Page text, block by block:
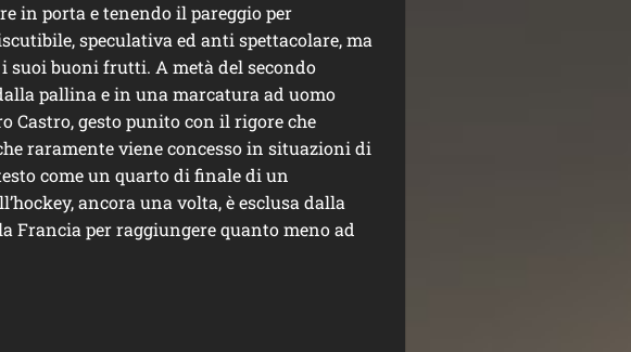
in porta e tenendo il pareggio per
speculativa ed anti spettacolare, ma
suoi buoni frutti. A metà del secondo
pallina e in una marcatura ad uomo
Castro, gesto punito con il rigore che
raramente viene concesso in situazioni di
come un quarto di finale di un
ancora una volta, è esclusa dalla
Francia per raggiungere quanto meno ad